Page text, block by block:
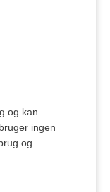
og kan
ingen
og